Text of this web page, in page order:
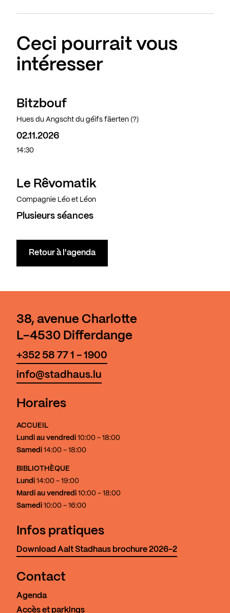
Ceci pourrait vous
intéresser
Bitzbouf
Hues du Angscht du géifs fäerten (?)
02.11.2026
14:30
Le Rêvomatik
Compagnie Léo et Léon
Plusieurs séances
Retour à l'agenda
38, avenue Charlotte
L-4530 Differdange
+352 58 77 1 - 1900
info@stadhaus.lu
Horaires
ACCUEIL
Lundi au vendredi 10:00 - 18:00
Samedi 14:00 - 18:00
BIBLIOTHÈQUE
Lundi 14:00 - 19:00
Mardi au vendredi 10:00 - 18:00
Samedi 10:00 - 16:00
Infos pratiques
Download Aalt Stadhaus brochure 2026-2
Contact
Agenda
Accès et parkings